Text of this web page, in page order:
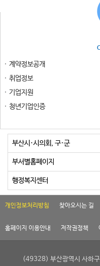
계약정보공개
취업정보
기업지원
청년기업인증
부산시·시의회, 구·군
부서별홈페이지
행정복지센터
개인정보처리방침 찾아오시는 길
홈페이지 이용안내 저작권정책
(49328) 부산광역시 사하구